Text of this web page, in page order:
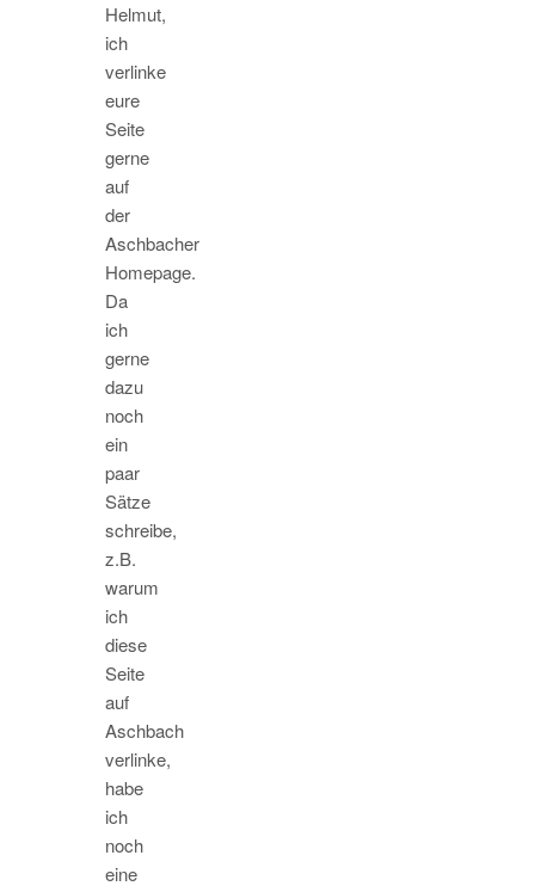
Helmut,
ich
verlinke
eure
Seite
gerne
auf
der
Aschbacher
Homepage.
Da
ich
gerne
dazu
noch
ein
paar
Sätze
schreibe,
z.B.
warum
ich
diese
Seite
auf
Aschbach
verlinke,
habe
ich
noch
eine